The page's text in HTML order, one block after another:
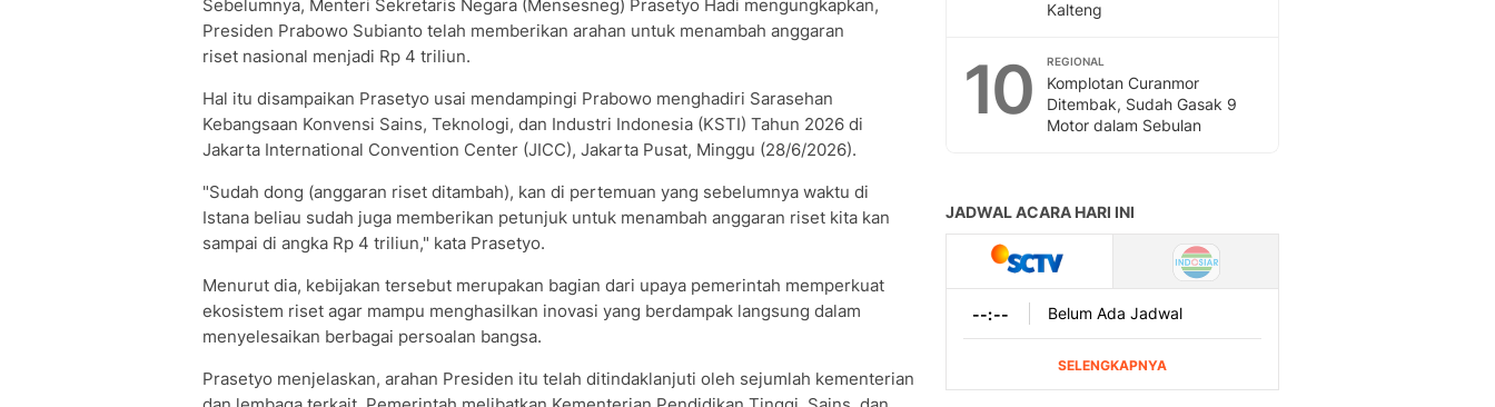
Sebelumnya, Menteri Sekretaris Negara (Mensesneg) Prasetyo Hadi mengungkapkan,
Presiden Prabowo Subianto telah memberikan arahan untuk menambah anggaran
riset nasional menjadi Rp 4 triliun.
Hal itu disampaikan Prasetyo usai mendampingi Prabowo menghadiri Sarasehan
Kebangsaan Konvensi Sains, Teknologi, dan Industri Indonesia (KSTI) Tahun 2026 di
Jakarta International Convention Center (JICC), Jakarta Pusat, Minggu (28/6/2026).
"Sudah dong (anggaran riset ditambah), kan di pertemuan yang sebelumnya waktu di
Istana beliau sudah juga memberikan petunjuk untuk menambah anggaran riset kita kan
sampai di angka Rp 4 triliun," kata Prasetyo.
Menurut dia, kebijakan tersebut merupakan bagian dari upaya pemerintah memperkuat
ekosistem riset agar mampu menghasilkan inovasi yang berdampak langsung dalam
menyelesaikan berbagai persoalan bangsa.
Prasetyo menjelaskan, arahan Presiden itu telah ditindaklanjuti oleh sejumlah kementerian
Kalteng
10 REGIONAL
Komplotan Curanmor
Ditembak, Sudah Gasak 9
Motor dalam Sebulan